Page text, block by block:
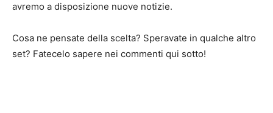
avremo a disposizione nuove notizie.
Cosa ne pensate della scelta? Speravate in qualche altro
set? Fatecelo sapere nei commenti qui sotto!